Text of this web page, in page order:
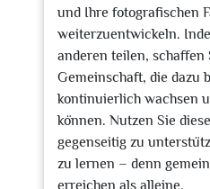
und Ihre fotografischen
weiterzuentwickeln.
anderen teilen, schaffen
Gemeinschaft, die dazu
kontinuierlich wachsen
können. Nutzen Sie
gegenseitig zu
zu lernen – denn
erreichen als alleine.